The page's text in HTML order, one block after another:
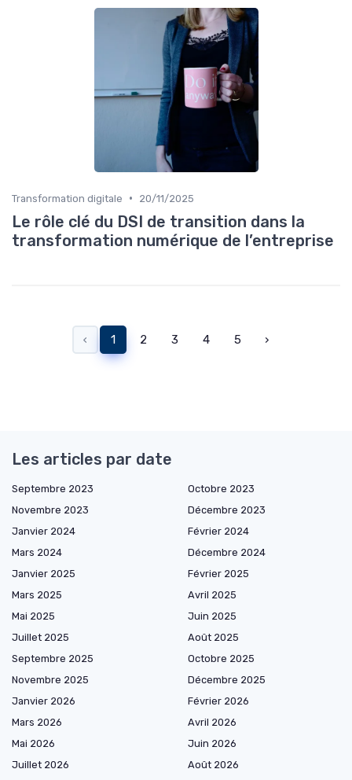
Transformation digitale • 20/11/2025
Le rôle clé du DSI de transition dans la
transformation numérique de l’entreprise
‹ 1 2 3 4 5 ›
Les articles par date
Septembre 2023
Octobre 2023
Novembre 2023
Décembre 2023
Janvier 2024
Février 2024
Mars 2024
Décembre 2024
Janvier 2025
Février 2025
Mars 2025
Avril 2025
Mai 2025
Juin 2025
Juillet 2025
Août 2025
Septembre 2025
Octobre 2025
Novembre 2025
Décembre 2025
Janvier 2026
Février 2026
Mars 2026
Avril 2026
Mai 2026
Juin 2026
Juillet 2026
Août 2026